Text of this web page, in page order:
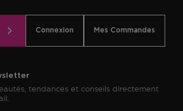
Connexion Mes Commandes
tendances et conseils directement